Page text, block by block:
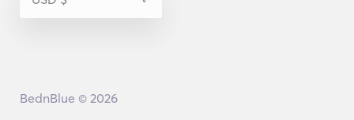
BednBlue © 2026